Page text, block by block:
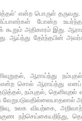
என்ற பொருள்
போன்ற உயர்ந்த
அதிகாரம் இது.
ஆய்ந்து தேர்ந்தபின்
ஆராய்ந்து
சொல் ஆராய்ந்து எனப்
நம்புதல், தெளிவுறல்
உலக வியற்கை,
நற்செய்கையறிந்து,